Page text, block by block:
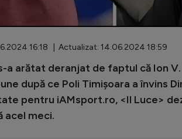
16:18 | Actualizat: 14.06.2024 18:59
a arătat deranjat de faptul că Ion
după ce Poli Timișoara a învins
pentru iAMsport.ro, <Il Luce>
acel meci.